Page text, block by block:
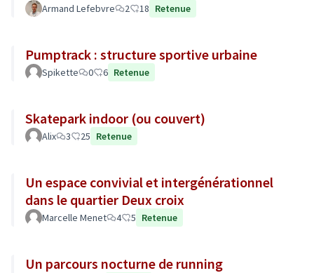
Armand Lefebvre 2 18 Retenue
Pumptrack : structure sportive urbaine
Spikette 0 6 Retenue
Skatepark indoor (ou couvert)
Alix 3 25 Retenue
Un espace convivial et intergénérationnel
dans le quartier Deux croix
Marcelle Menet 4 5 Retenue
Un parcours nocturne de running